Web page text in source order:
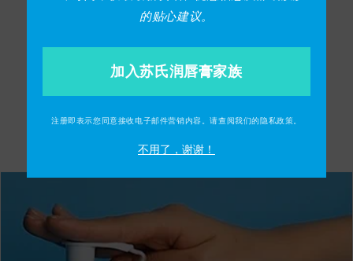
"裘德和他愤怒的皮肤》故事书也被放置在学前
进一步履行我们关爱社区敏感肌肤的使命。
的贴心建议。
加入苏氏润唇膏家族
注册即表示您同意接收电子邮件营销内容。请查阅我们的隐私政策。
不用了，谢谢！